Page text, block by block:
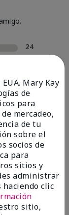
24
0
2
0
Mary Kay
de
para
mercadeo,
de tu
sobre el
socios de
para
sitios y
administrar
haciendo clic
sitio,